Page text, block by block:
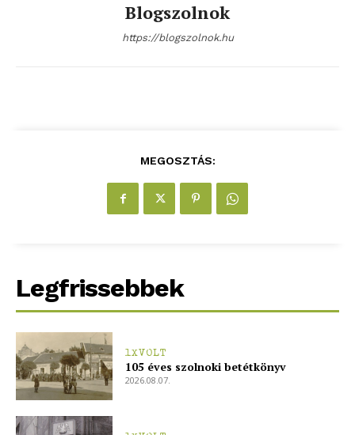
Blogszolnok
https://blogszolnok.hu
MEGOSZTÁS:
Legfrissebbek
1XVOLT
105 éves szolnoki betétkönyv
2026.08.07.